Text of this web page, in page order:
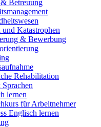
Betreuung
Katastrophen
& Bewerbung
Rehabilitation
lernen
für Arbeitnehmer
Englisch lernen